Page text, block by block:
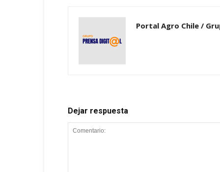
Portal Agro Chile /
Dejar respuesta